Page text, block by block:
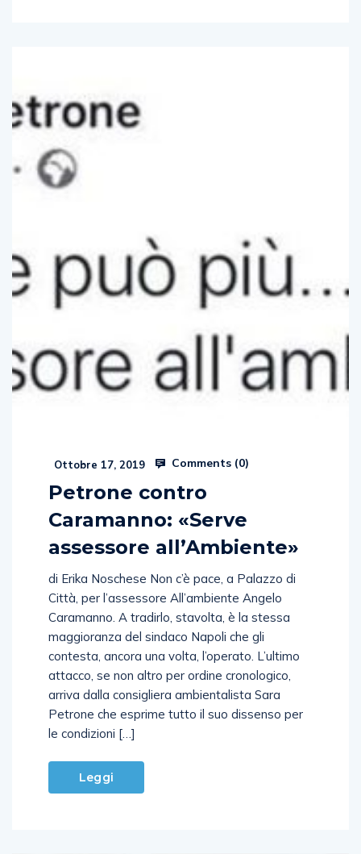
Ottobre 17, 2019 Comments (0)
Petrone contro
Caramanno: «Serve
assessore all’Ambiente»
di Erika Noschese Non c’è pace, a Palazzo di
Città, per l’assessore All’ambiente Angelo
Caramanno. A tradirlo, stavolta, è la stessa
maggioranza del sindaco Napoli che gli
contesta, ancora una volta, l’operato. L’ultimo
attacco, se non altro per ordine cronologico,
arriva dalla consigliera ambientalista Sara
Petrone che esprime tutto il suo dissenso per
le condizioni […]
Leggi